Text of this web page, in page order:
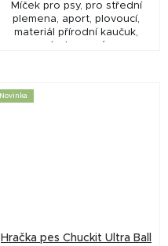
Míček pro psy, pro střední
plemena, aport, plovoucí,
materiál přírodní kaučuk,
Novinka
Hračka pes Chuckit Ultra Ball